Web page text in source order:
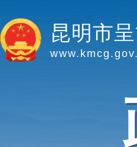
昆明市